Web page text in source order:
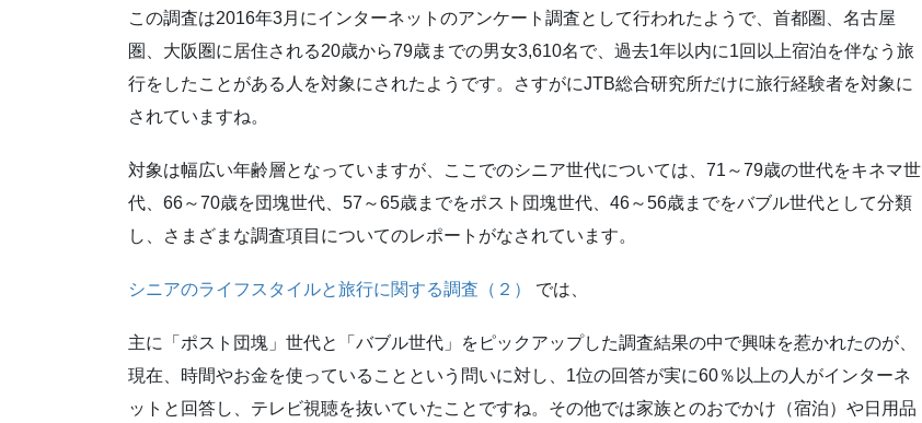
この調査は2016年3月にインターネットのアンケート調査として行われたようで、首都圏、名古屋
圏、大阪圏に居住される20歳から79歳までの男女3,610名で、過去1年以内に1回以上宿泊を伴なう旅
行をしたことがある人を対象にされたようです。さすがにJTB総合研究所だけに旅行経験者を対象に
されていますね。
対象は幅広い年齢層となっていますが、ここでのシニア世代については、71～79歳の世代をキネマ世
代、66～70歳を団塊世代、57～65歳までをポスト団塊世代、46～56歳までをバブル世代として分類
し、さまざまな調査項目についてのレポートがなされています。
シニアのライフスタイルと旅行に関する調査（２） では、
主に「ポスト団塊」世代と「バブル世代」をピックアップした調査結果の中で興味を惹かれたのが、
現在、時間やお金を使っていることという問いに対し、1位の回答が実に60％以上の人がインターネ
ットと回答し、テレビ視聴を抜いていたことですね。その他では家族とのおでかけ（宿泊）や日用品